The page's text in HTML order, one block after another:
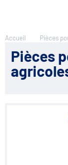
Accueil Pièces
Pièces